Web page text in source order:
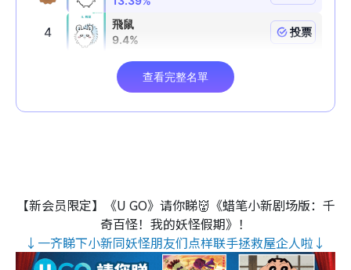
【新会员限定】《U GO》请你睇👹《蜡笔小新剧场版：千
奇百怪！我的妖怪假期》！
↓一齐睇下小新同妖怪朋友们点样联手拯救屋企人啦↓